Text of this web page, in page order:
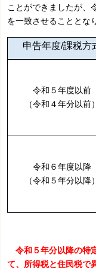
ことができましたが、
を一致させることとな
申告年度/課税方
令和５年度以前
（令和４年分以前）
令和６年度以降
（令和５年分以降）
令和５年分以降の特
て、所得税と住民税で